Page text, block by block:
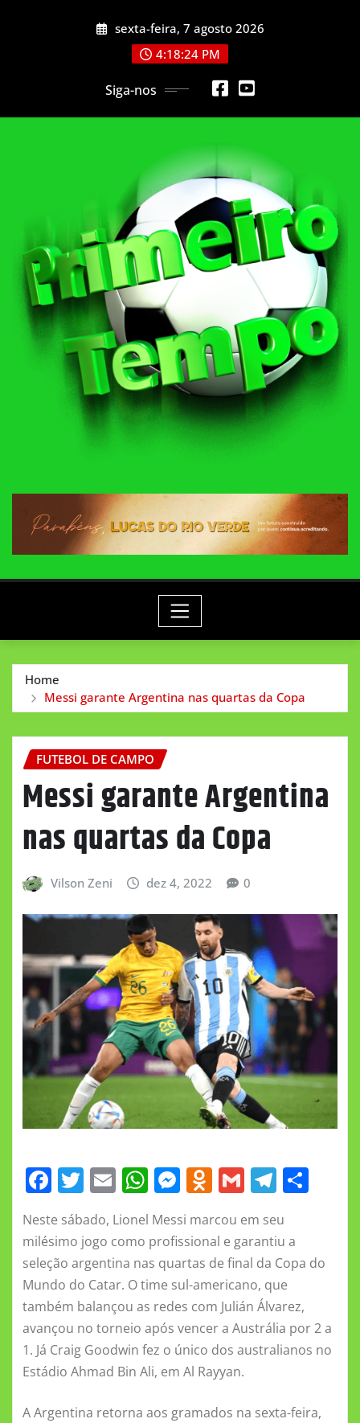
sexta-feira, 7 agosto 2026
4:18:26 PM
Siga-nos
Home
Messi garante Argentina nas quartas da Copa
FUTEBOL DE CAMPO
Messi garante Argentina
nas quartas da Copa
Vilson Zeni dez 4, 2022 0
F
c
e
b
o
o
k
T
w
it
te
r
E
m
ai
l
W
h
at
s
A
p
p
M
e
ss
e
n
g
er
O
n
o
kl
a
ss
ni
ki
G
ai
l
T
e
gr
a
m
re
Neste sábado, Lionel Messi marcou em seu
milésimo jogo como profissional e garantiu a
seleção argentina nas quartas de final da Copa do
Mundo do Catar. O time sul-americano, que
também balançou as redes com Julián Álvarez,
avançou no torneio após vencer a Austrália por 2 a
1. Já Craig Goodwin fez o único dos australianos no
Estádio Ahmad Bin Ali, em Al Rayyan.
A Argentina retorna aos gramados na sexta-feira,